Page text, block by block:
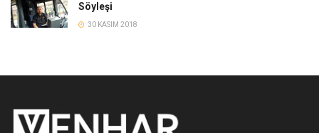
Söyleşi
30 KASIM 2018